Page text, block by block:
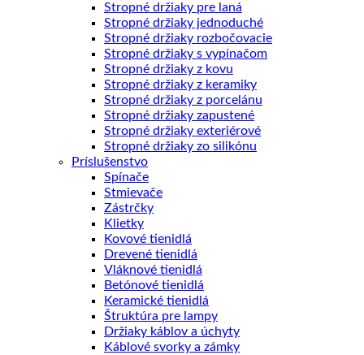
Stropné držiaky pre laná
Stropné držiaky jednoduché
Stropné držiaky rozbočovacie
Stropné držiaky s vypínačom
Stropné držiaky z kovu
Stropné držiaky z keramiky
Stropné držiaky z porcelánu
Stropné držiaky zapustené
Stropné držiaky exteriérové
Stropné držiaky zo silikónu
Príslušenstvo
Spínače
Stmievače
Zástrčky
Klietky
Kovové tienidlá
Drevené tienidlá
Vláknové tienidlá
Betónové tienidlá
Keramické tienidlá
Štruktúra pre lampy
Držiaky káblov a úchyty
Káblové svorky a zámky